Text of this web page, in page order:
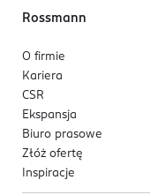
Rossmann
O firmie
Kariera
CSR
Ekspansja
Biuro prasowe
Złóż ofertę
Inspiracje